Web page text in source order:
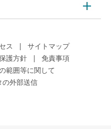
ス
サイトマップ
護方針
免責事項
範囲等に関して
の外部送信